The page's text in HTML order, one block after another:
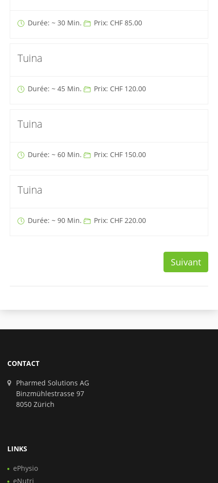
Durée: ~ 30 Min. Prix: CHF 85.00
Tuina
Durée: ~ 45 Min. Prix: CHF 120.00
Tuina
Durée: ~ 60 Min. Prix: CHF 150.00
Tuina
Durée: ~ 90 Min. Prix: CHF 220.00
Suivant
CONTACT
Pharmed Solutions AG
Binzmühlestrasse 97
8050 Zürich
LINKS
ePhysio
eNutri